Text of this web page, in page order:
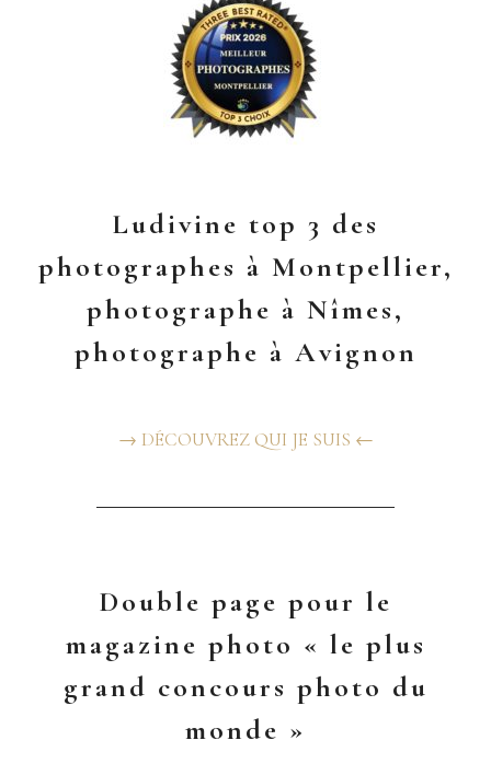
Ludivine top 3 des
photographes à Montpellier,
photographe à Nîmes,
photographe à Avignon
→ DÉCOUVREZ QUI JE SUIS ←
Double page pour le
magazine photo « le plus
grand concours photo du
monde »